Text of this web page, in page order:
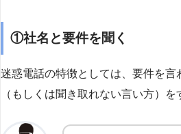
①社名と要件を聞く
迷惑電話の特徴としては、要件を言
（もしくは聞き取れない言い方）を